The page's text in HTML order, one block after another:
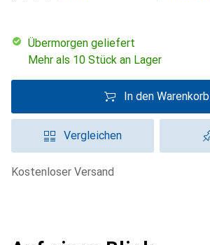
übermorgen geliefert
Mehr als 10 Stück an Lager
In den Warenkorb
Vergleichen
kostenloser Versand